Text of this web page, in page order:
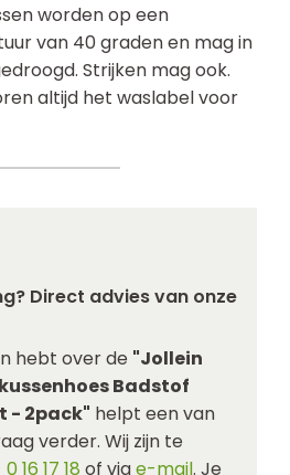
worden op een
van 40 graden en mag in
Strijken mag ook.
altijd het waslabel voor
Direct advies van onze
hebt over de "Jollein
Badstof
- 2pack" helpt een van
verder. Wij zijn te
16 17 18 of viae-mail. Je